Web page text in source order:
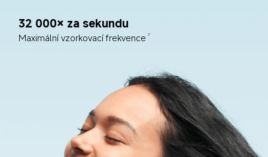
32 000× za sekundu
Maximální vzorkovací frekvence 7